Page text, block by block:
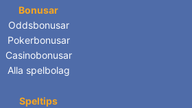
Bonusar
Oddsbonusar
Pokerbonusar
Casinobonusar
Alla spelbolag
Speltips